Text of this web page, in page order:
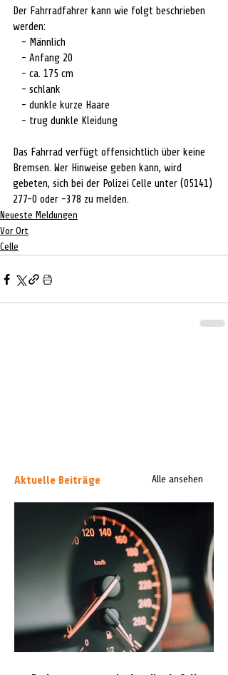
Der Fahrradfahrer kann wie folgt beschrieben
werden:
   - Männlich
   - Anfang 20
   - ca. 175 cm
   - schlank
   - dunkle kurze Haare
   - trug dunkle Kleidung
Das Fahrrad verfügt offensichtlich über keine
Bremsen. Wer Hinweise geben kann, wird
gebeten, sich bei der Polizei Celle unter (05141)
277-0 oder -378 zu melden.
Neueste Meldungen
Vor Ort
Celle
Aktuelle Beiträge Alle ansehen